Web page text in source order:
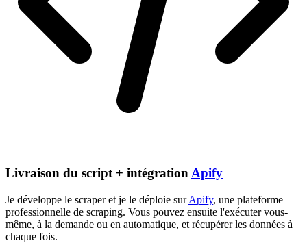
Livraison du script + intégration Apify
Je développe le scraper et je le déploie surApify, une plateforme
professionnelle de scraping. Vous pouvez ensuite l'exécuter vous-
même, à la demande ou en automatique, et récupérer les données à
chaque fois.